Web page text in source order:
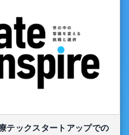
テックスタートアップでの